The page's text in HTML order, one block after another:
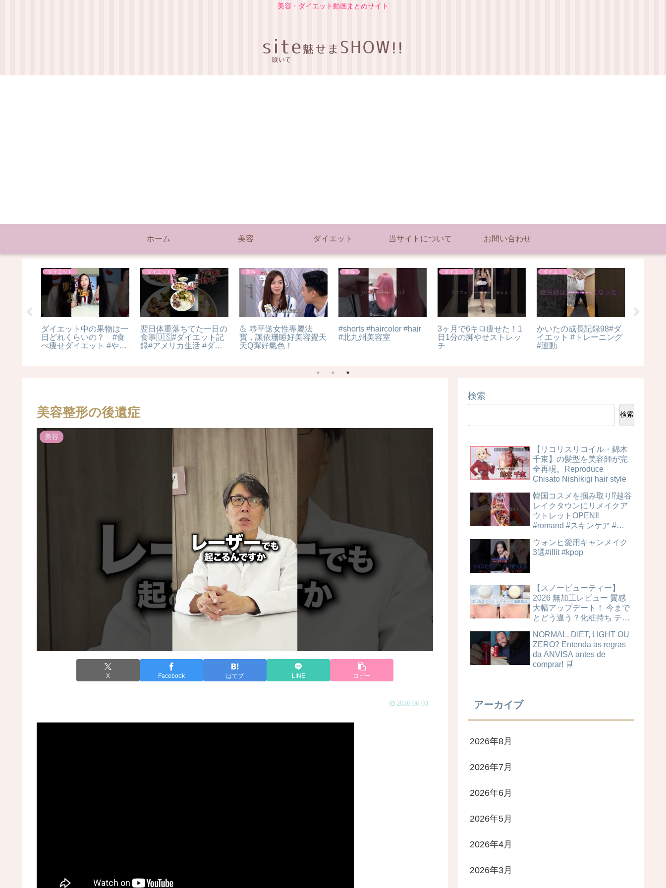
美容・ダイエット動画まとめサイト
ホーム 美容 ダイエット 当サイトについて お問い合わせ
美容
Hair growth soap,
amazing cool Beauty
products #beauty
美容
ドンキで買って良かった
ヘアケア用品3選 #ヘ
アケア #shorts
ダイエット
ウーバーイーツ配達員ダ
イエット22日目。
#shorts
美容
【初心者必見！】アイメ
イク基本のコツ #コスメ
美容
【美容vlog】26歳アイド
ル|ビジュアル爆発💣💥
生誕祭準備❤︎
美容
美国纽约，法拉盛，香草
桃胶羹，平民燕窝，美容
养颜圣品，去湿美白，补
美容整形の後遺症
美容
X Facebook はてブ LINE コピー
2026.06.03
検索
検索
【リコリスリコイル・錦木
千束】の髪型を美容師が完
全再現。Reproduce
Chisato Nishikigi hair style
韓国コスメを掴み取り⁉︎越谷
レイクタウンにリメイクア
ウトレットOPEN‼️
#romand #スキンケア #美
ウォンヒ愛用キャンメイク
3選#illit #kpop
【スノービューティー】
2026 無加工レビュー 質感
大幅アップデート！ 今まで
とどう違う？化粧持ち テカ
過検証！ ブライトニングス
キンケアパウダー 4MSK 美
白ケア
NORMAL, DIET, LIGHT OU
ZERO? Entenda as regras
da ANVISA antes de
comprar! 🛒
アーカイブ
2026年8月
2026年7月
2026年6月
2026年5月
2026年4月
2026年3月